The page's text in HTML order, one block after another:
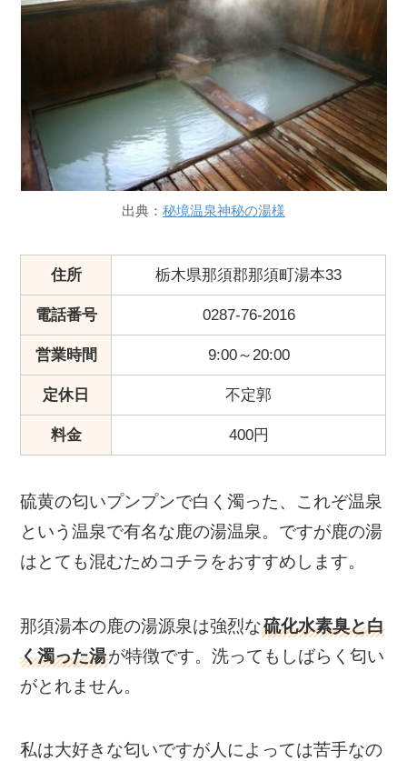
出典： 秘境温泉神秘の湯様
住所 栃木県那須郡那須町湯本33
電話番号 0287-76-2016
営業時間 9:00～20:00
定休日 不定郭
料金 400円
硫黄の匂いプンプンで白く濁った、これぞ温泉
という温泉で有名な鹿の湯温泉。ですが鹿の湯
はとても混むためコチラをおすすめします。
那須湯本の鹿の湯源泉は強烈な硫化水素臭と白
く濁った湯が特徴です。洗ってもしばらく匂い
がとれません。
私は大好きな匂いですが人によっては苦手なの